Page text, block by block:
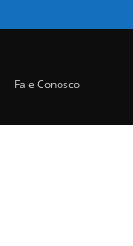
Fale Conosco